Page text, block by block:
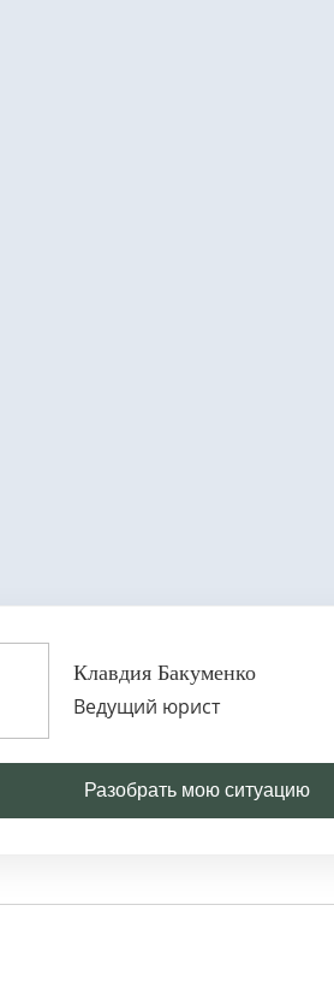
Клавдия Бакуменко
Ведущий юрист
Разобрать мою ситуацию